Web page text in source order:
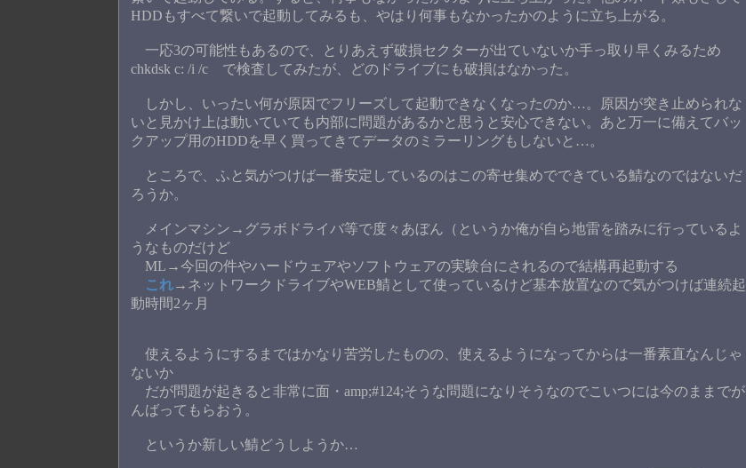
HDDもすべて繋いで起動してみるも、やはり何事もなかったかのように立ち上がる。
一応3の可能性もあるので、とりあえず破損セクターが出ていないか手っ取り早くみるため
chkdsk c: /i /c で検査してみたが、どのドライブにも破損はなかった。
しかし、いったい何が原因でフリーズして起動できなくなったのか…。原因が突き止められな
いと見かけ上は動いていても内部に問題があるかと思うと安心できない。あと万一に備えてバッ
クアップ用のHDDを早く買ってきてデータのミラーリングもしないと…。
ところで、ふと気がつけば一番安定しているのはこの寄せ集めでできている鯖なのではないだ
ろうか。
メインマシン→グラボドライバ等で度々あぼん（というか俺が自ら地雷を踏みに行っているよ
うなものだけど
ML→今回の件やハードウェアやソフトウェアの実験台にされるので結構再起動する
これ→ネットワークドライブやWEB鯖として使っているけど基本放置なので気がつけば連続起
動時間2ヶ月
使えるようにするまではかなり苦労したものの、使えるようになってからは一番素直なんじゃ
ないか
だが問題が起きると非常に面・amp;#124;そうな問題になりそうなのでこいつには今のままでが
んばってもらおう。
というか新しい鯖どうしようか…